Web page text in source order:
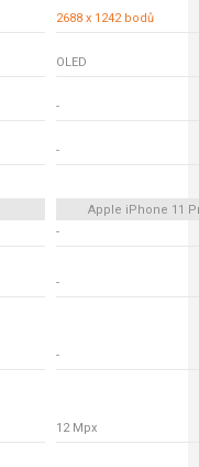
2688 x 1242 bodů
OLED
-
-
Apple iPhone 11
-
-
-
12 Mpx